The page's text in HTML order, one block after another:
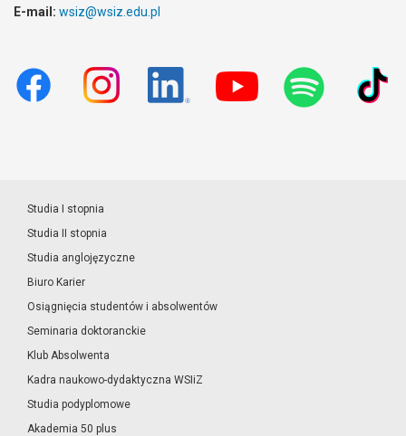
E-mail: wsiz@wsiz.edu.pl
Studia I stopnia
Studia II stopnia
Studia anglojęzyczne
Biuro Karier
Osiągnięcia studentów i absolwentów
Seminaria doktoranckie
Klub Absolwenta
Kadra naukowo-dydaktyczna WSIiZ
Studia podyplomowe
Akademia 50 plus